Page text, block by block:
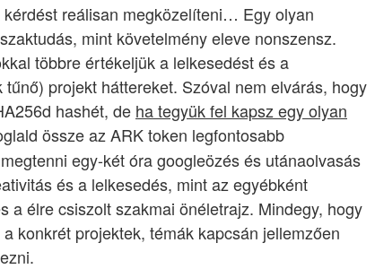
reálisan megközelíteni… Egy olyan
mint követelmény eleve nonszensz.
többre értékeljük a lelkesedést és a
projekt háttereket. Szóval nem elvárás, hogy
hashét, de ha tegyük fel kapsz egy olyan
össze az ARK token legfontosabb
egy-két óra googleözés és utánaolvasás
és a lelkesedés, mint az egyébként
a élre csiszolt szakmai önéletrajz. Mindegy, hogy
konkrét projektek, témák kapcsán jellemzően